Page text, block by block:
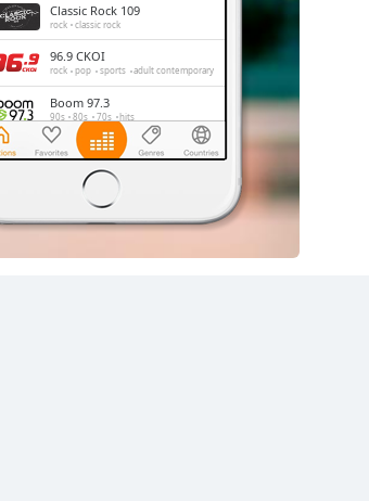
Classic Rock 109
rock classic rock
96.9 CKOI
rock pop sports adult contemporary
Boom 97.3
90s 80s 70s hits
CHOM 97.7
rock classic rock hard rock metal